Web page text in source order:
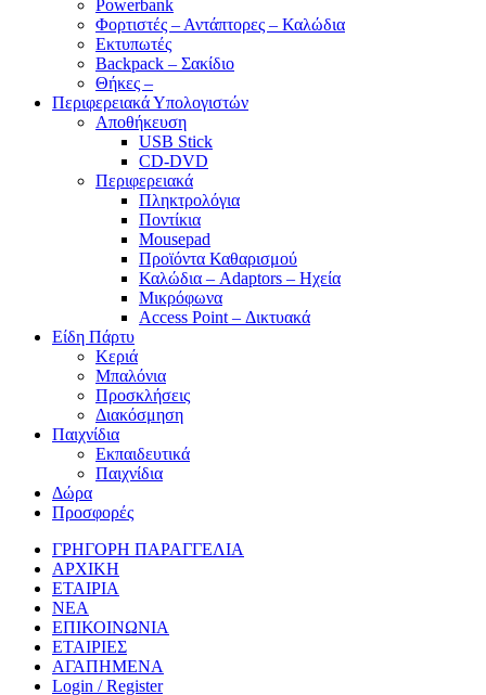
Powerbank
Φορτιστές – Αντάπτορες – Καλώδια
Εκτυπωτές
Backpack – Σακίδιο
Θήκες –
Περιφερειακά Υπολογιστών
Αποθήκευση
USB Stick
CD-DVD
Περιφερειακά
Πληκτρολόγια
Ποντίκια
Mousepad
Προϊόντα Καθαρισμού
Καλώδια – Adaptors – Ηχεία
Μικρόφωνα
Access Point – Δικτυακά
Είδη Πάρτυ
Κεριά
Μπαλόνια
Προσκλήσεις
Διακόσμηση
Παιχνίδια
Εκπαιδευτικά
Παιχνίδια
Δώρα
Προσφορές
ΓΡΗΓΟΡΗ ΠΑΡΑΓΓΕΛΙΑ
ΑΡΧΙΚΗ
ΕΤΑΙΡΙΑ
ΝΕΑ
ΕΠΙΚΟΙΝΩΝΙΑ
ΕΤΑΙΡΙΕΣ
ΑΓΑΠΗΜΕΝΑ
Login / Register